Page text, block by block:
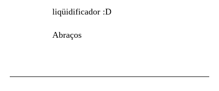
liqüidificador :D
Abraços